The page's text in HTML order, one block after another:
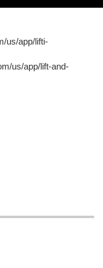
us/app/lifti-
us/app/lift-and-